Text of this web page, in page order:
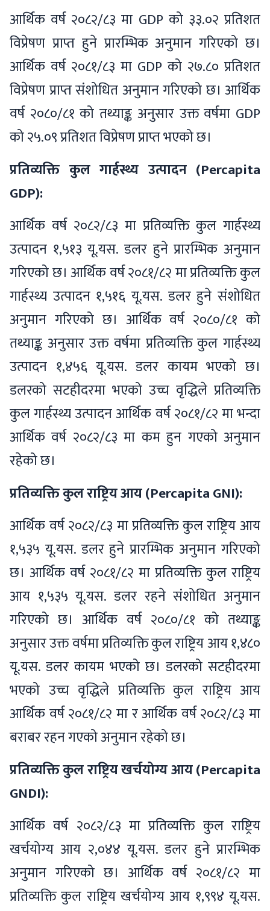
आर्थिक वर्ष २०८२/८३ मा GDP को ३३.०२ प्रतिशत
विप्रेषण प्राप्त हुने प्रारम्भिक अनुमान गरिएको छ।
आर्थिक वर्ष २०८१/८३ मा GDP को २७.८० प्रतिशत
विप्रेषण प्राप्त संशोधित अनुमान गरिएको छ। आर्थिक
वर्ष २०८०/८१ को तथ्याङ्क अनुसार उक्त वर्षमा GDP
को २५.०९ प्रतिशत विप्रेषण प्राप्त भएको छ।
प्रतिव्यक्ति कुल गार्हस्थ्य उत्पादन (Percapita
GDP):
आर्थिक वर्ष २०८२/८३ मा प्रतिव्यक्ति कुल गार्हस्थ्य
उत्पादन १,५१३ यू.यस. डलर हुने प्रारम्भिक अनुमान
गरिएको छ। आर्थिक वर्ष २०८१/८२ मा प्रतिव्यक्ति कुल
गार्हस्थ्य उत्पादन १,५१६ यू.यस. डलर हुने संशोधित
अनुमान गरिएको छ। आर्थिक वर्ष २०८०/८१ को
तथ्याङ्क अनुसार उक्त वर्षमा प्रतिव्यक्ति कुल गार्हस्थ्य
उत्पादन १,४५६ यू.यस. डलर कायम भएको छ।
डलरको सटहीदरमा भएको उच्च वृद्धिले प्रतिव्यक्ति
कुल गार्हस्थ्य उत्पादन आर्थिक वर्ष २०८१/८२ मा भन्दा
आर्थिक वर्ष २०८२/८३ मा कम हुन गएको अनुमान
रहेको छ।
प्रतिव्यक्ति कुल राष्ट्रिय आय (Percapita GNI):
आर्थिक वर्ष २०८२/८३ मा प्रतिव्यक्ति कुल राष्ट्रिय आय
१,५३५ यू.यस. डलर हुने प्रारम्भिक अनुमान गरिएको
छ। आर्थिक वर्ष २०८१/८२ मा प्रतिव्यक्ति कुल राष्ट्रिय
आय १,५३५ यू.यस. डलर रहने संशोधित अनुमान
गरिएको छ। आर्थिक वर्ष २०८०/८१ को तथ्याङ्क
अनुसार उक्त वर्षमा प्रतिव्यक्ति कुल राष्ट्रिय आय १,४८०
यू.यस. डलर कायम भएको छ। डलरको सटहीदरमा
भएको उच्च वृद्धिले प्रतिव्यक्ति कुल राष्ट्रिय आय
आर्थिक वर्ष २०८१/८२ मा र आर्थिक वर्ष २०८२/८३ मा
बराबर रहन गएको अनुमान रहेको छ।
प्रतिव्यक्ति कुल राष्ट्रिय खर्चयोग्य आय (Percapita
GNDI):
आर्थिक वर्ष २०८२/८३ मा प्रतिव्यक्ति कुल राष्ट्रिय
खर्चयोग्य आय २,०४४ यू.यस. डलर हुने प्रारम्भिक
अनुमान गरिएको छ। आर्थिक वर्ष २०८१/८२ मा
प्रतिव्यक्ति कुल राष्ट्रिय खर्चयोग्य आय १,९९४ यू.यस.